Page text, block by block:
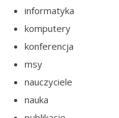
informatyka
komputery
konferencja
msy
nauczyciele
nauka